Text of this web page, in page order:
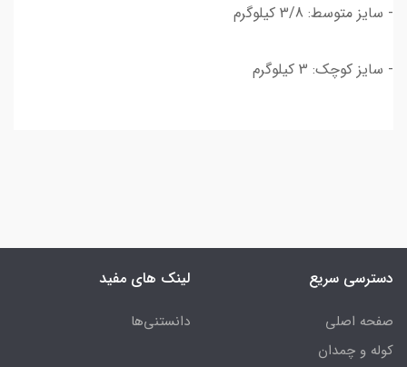
- سایز متوسط: 3/8 کیلوگرم
- سایز کوچک: 3 کیلوگرم
دسترسی سریع
صفحه اصلی
کوله و چمدان
لینک های مفید
دانستنی‌ها